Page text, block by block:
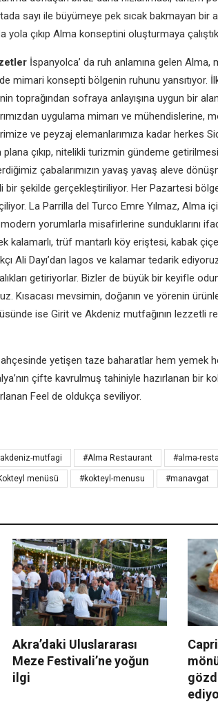
sayı ile büyümeye pek sıcak bakmayan bir
yola çıkıp Alma konseptini oluşturmaya
İspanyolca’ da ruh anlamına gelen Alma,
mimari konsepti bölgenin ruhunu yansıtıyor.
toprağından sofraya anlayışına uygun bir
uygulama mimarı ve mühendislerine,
ve peyzaj elemanlarımıza kadar herkes
çıkıp, nitelikli turizmin gündeme
çabalarımızın yavaş yavaş aleve
bir şekilde gerçekleştiriliyor. Her Pazartesi
La Parrilla del Turco Emre Yılmaz, Alma
yorumlarla misafirlerine sunduklarını
kalamarlı, trüf mantarlı köy eriştesi, kabak
Ali Dayı’dan lagos ve kalamar tedarik
getiriyorlar. Bizler de büyük bir keyifle
Kısacası mevsimin, doğanın ve yörenin
ise Girit ve Akdeniz mutfağının lezzetli
yetişen taze baharatlar hem yemek
çifte kavrulmuş tahiniyle hazırlanan bir
Feel de oldukça seviliyor.
mutfagi #Alma Restaurant #alma-
menüsü #kokteyl-menusu #manavgat
Akra’daki Uluslararası
Meze Festivali’ne yoğun
ilgi